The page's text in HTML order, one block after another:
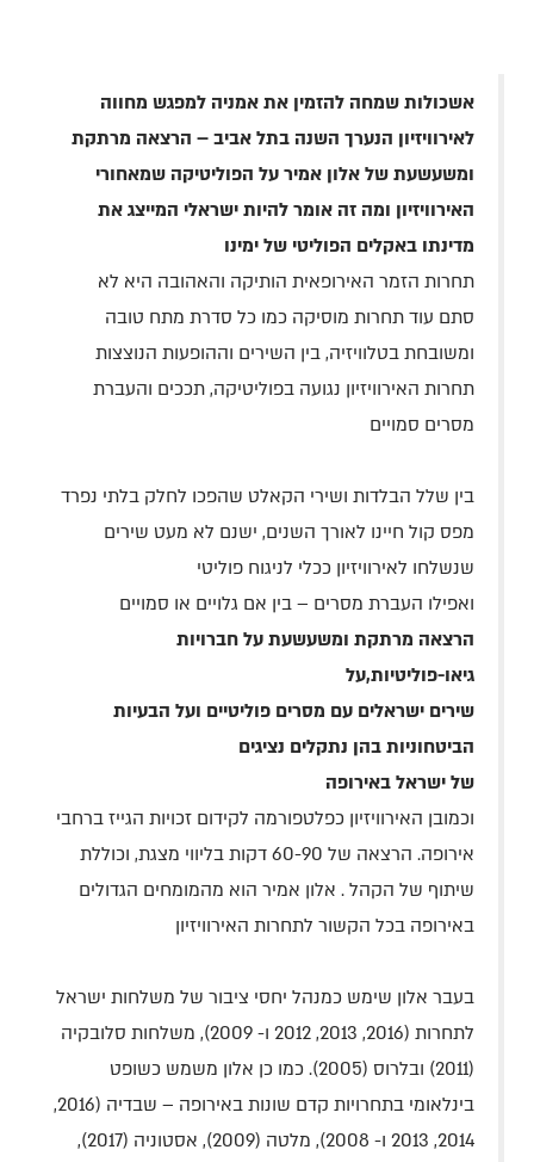
אשכולות שמחה להזמין את אמניה למפגש מחווה
לאירוויזיון הנערך השנה בתל אביב – הרצאה מרתקת
ומשעשעת של אלון אמיר על הפוליטיקה שמאחורי
האירוויזיון ומה זה אומרלהיות ישראלי המייצג את
מדינתו באקלים הפוליטי של ימינו
תחרות הזמר האירופאית הותיקה והאהובה היא לא
סתם עוד תחרות מוסיקה כמו כל סדרת מתח טובה
ומשובחת בטלוויזיה, בין השירים וההופעות הנוצצות
תחרות האירוויזיון נגועה בפוליטיקה, תככים והעברת
מסרים סמויים
בין שלל הבלדות ושירי הקאלט שהפכו לחלק בלתי נפרד
מפס קול חיינו לאורך השנים, ישנם לא מעט שירים
שנשלחו לאירוויזיון ככלי לניגוח פוליטי
ואפילו העברת מסרים – בין אם גלויים או סמויים
הרצאה מרתקת ומשעשעת על חברויות
גיאו-פוליטיות,על
הביטחוניות בהן נתקלים נציגים
של ישראל באירופה
וכמובן האירוויזיון כפלטפורמה לקידום זכויות הגייז ברחבי
אירופה. הרצאה של 60-90 דקות בליווי מצגת, וכוללת
שיתוף של הקהל . אלון אמיר הוא מהמומחים הגדולים
באירופה בכל הקשור לתחרות האירוויזיון
בעבר אלון שימש כמנהל יחסי ציבור של משלחות ישראל
לתחרות (2016, 2013, 2012 ו- 2009), משלחות סלובקיה
(2011) ובלרוס (2005). כמו כן אלון משמש כשופט
בינלאומי בתחרויות קדם שונות באירופה – שבדיה (2016,
2014, 2013 ו- 2008), מלטה (2009), אסטוניה (2017),